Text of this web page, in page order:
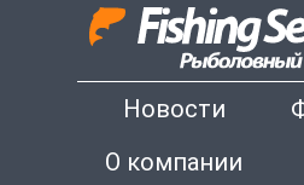
Новости
О компании